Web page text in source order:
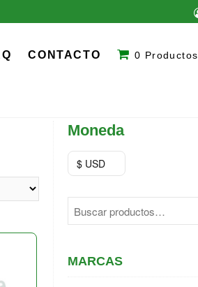
CONTACTO 0 Productos
Moneda
$ USD
MARCAS